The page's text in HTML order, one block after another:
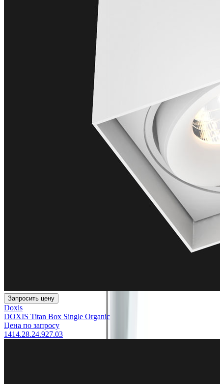
Запросить цену
Doxis
DOXIS Titan Box Single Organic
Цена по запросу
1414.28.24.927.03